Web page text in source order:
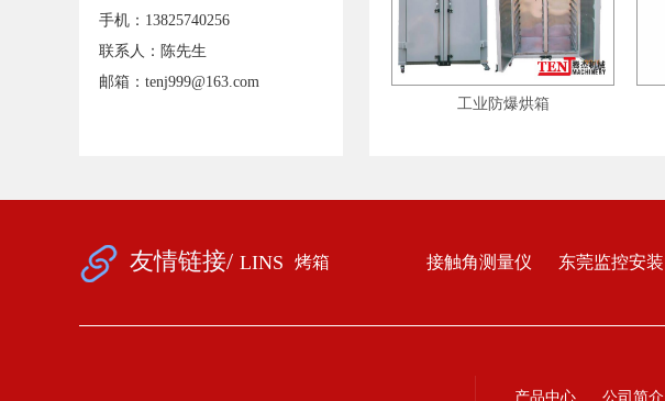
手机：13825740256
联系人：陈先生
邮箱：tenj999@163.com
工业防爆烘箱
友情链接/ LINS 烤箱 接触角测量仪 东莞监控安装
产品中心 公司简介